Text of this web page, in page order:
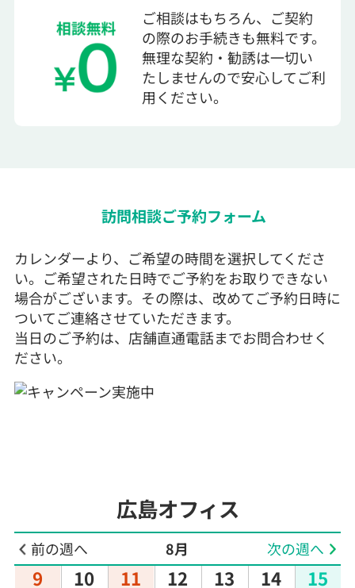
ご相談はもちろん、ご契約
の際のお手続きも無料です。
無理な契約・勧誘は一切い
たしませんので安心してご利
用ください。
広島オフィス
訪問相談ご予約フォーム
前の週へ 8月 次の週へ
9 10 11 12 13 14 15
カレンダーより、ご希望の時間を選択してくださ
い。ご希望された日時でご予約をお取りできない
場合がございます。その際は、改めてご予約日時に
ついてご連絡させていただきます。
当日のご予約は、店舗直通電話までお問合わせく
ださい。